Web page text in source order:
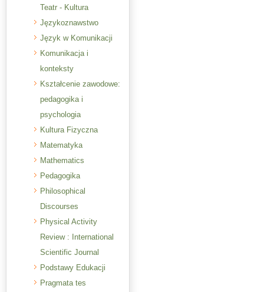
Teatr - Kultura
Językoznawstwo
Język w Komunikacji
Komunikacja i
konteksty
Kształcenie zawodowe:
pedagogika i
psychologia
Kultura Fizyczna
Matematyka
Mathematics
Pedagogika
Philosophical
Discourses
Physical Activity
Review : International
Scientific Journal
Podstawy Edukacji
Pragmata tes